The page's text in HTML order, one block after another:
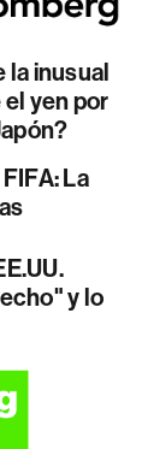
la inusual
yen por
La
y lo